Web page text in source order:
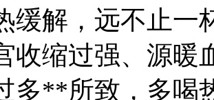
缓解，远不止一
收缩过强、源暖
多**所致，多喝